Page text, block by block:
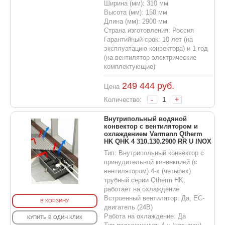
Ширина (мм): 310 мм
Высота (мм): 150 мм
Длина (мм): 2900 мм
Страна изготовления: Россия
Гарантийный срок: 10 лет (на
эксплуатацию конвектора) и 1 год
(на вентилятор электрические
комплектующие)
Цена 249 444руб.
Количество: - +
В КОРЗИНУ
КУПИТЬ В ОДИН КЛИК
Внутрипольный водяной
конвектор с вентилятором и
охлаждением Varmann Qtherm
HK QHK 4 310.130.2900 RR U INOX
Тип: Внутрипольный конвектор с
принудительной конвекцией (с
вентилятором) 4-х (четырех)
трубный серии Qtherm HK,
работает на охлаждение
Встроенный вентилятор: Да, EC-
двигатель (24В)
Работа на охлаждение: Да